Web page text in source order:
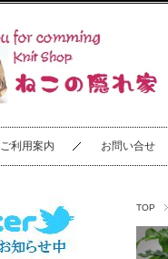
ご利用案内 お問い合せ
TOP